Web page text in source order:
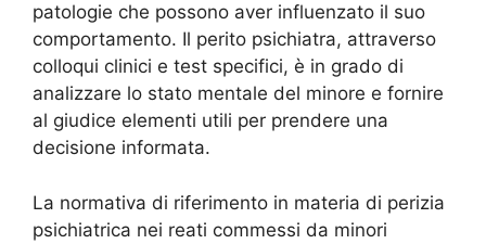
patologie che possono aver influenzato il suo
comportamento. Il perito psichiatra, attraverso
colloqui clinici e test specifici, è in grado di
analizzare lo stato mentale del minore e fornire
al giudice elementi utili per prendere una
decisione informata.
La normativa di riferimento in materia di perizia
psichiatrica nei reati commessi da minori